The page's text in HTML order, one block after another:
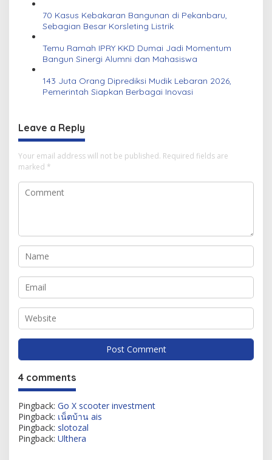
70 Kasus Kebakaran Bangunan di Pekanbaru,
Sebagian Besar Korsleting Listrik
Temu Ramah IPRY KKD Dumai Jadi Momentum
Bangun Sinergi Alumni dan Mahasiswa
143 Juta Orang Diprediksi Mudik Lebaran 2026,
Pemerintah Siapkan Berbagai Inovasi
Leave a Reply
Your email address will not be published. Required fields are
marked *
4 comments
Pingback: Go X scooter investment
Pingback: เน็ตบ้าน ais
Pingback: slotozal
Pingback: Ulthera